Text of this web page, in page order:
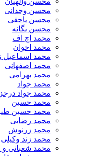
محسن وجدانی
محسن یاحقی
محسن یگانه
محمد اچ اف
محمد اخوان
محمد اسماعیل زاده
محمد اصفهانی
محمد بهرامی
محمد جواد
محمد جواد درجزی
محمد حسین
محمد حسین طیبی نیا
محمد رضایی
محمد زرنوش
محمد زند وکیلی
محمد شعبانی و سجاد